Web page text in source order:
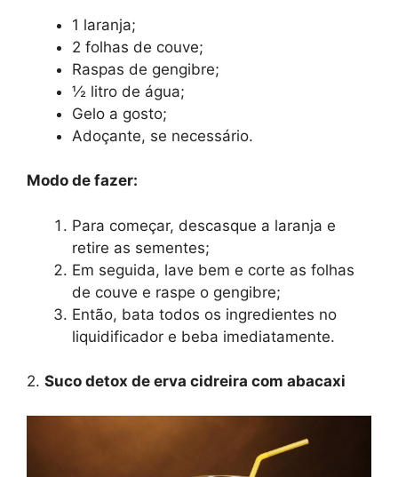
1 laranja;
2 folhas de couve;
Raspas de gengibre;
½ litro de água;
Gelo a gosto;
Adoçante, se necessário.
Modo de fazer:
Para começar, descasque a laranja e
retire as sementes;
Em seguida, lave bem e corte as folhas
de couve e raspe o gengibre;
Então, bata todos os ingredientes no
liquidificador e beba imediatamente.
2. Suco detox de erva cidreira com abacaxi